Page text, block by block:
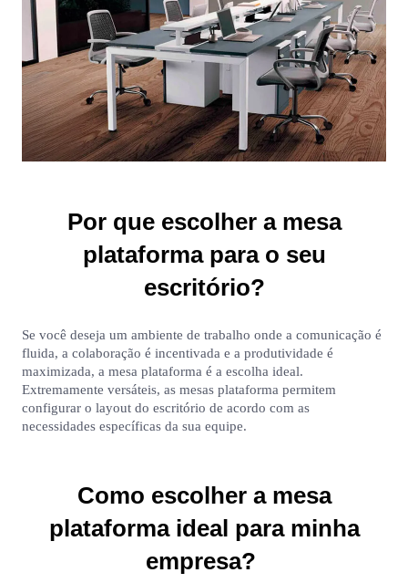
Por que escolher a mesa
plataforma para o seu
escritório?
Se você deseja um ambiente de trabalho onde a comunicação é
fluida, a colaboração é incentivada e a produtividade é
maximizada, a mesa plataforma é a escolha ideal.
Extremamente versáteis, as mesas plataforma permitem
configurar o layout do escritório de acordo com as
necessidades específicas da sua equipe.
Como escolher a mesa
plataforma ideal para minha
empresa?